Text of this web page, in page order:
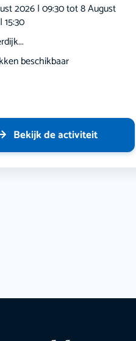
2026 | 09:30 tot 8 August
beschikbaar
Bekijk de activiteit